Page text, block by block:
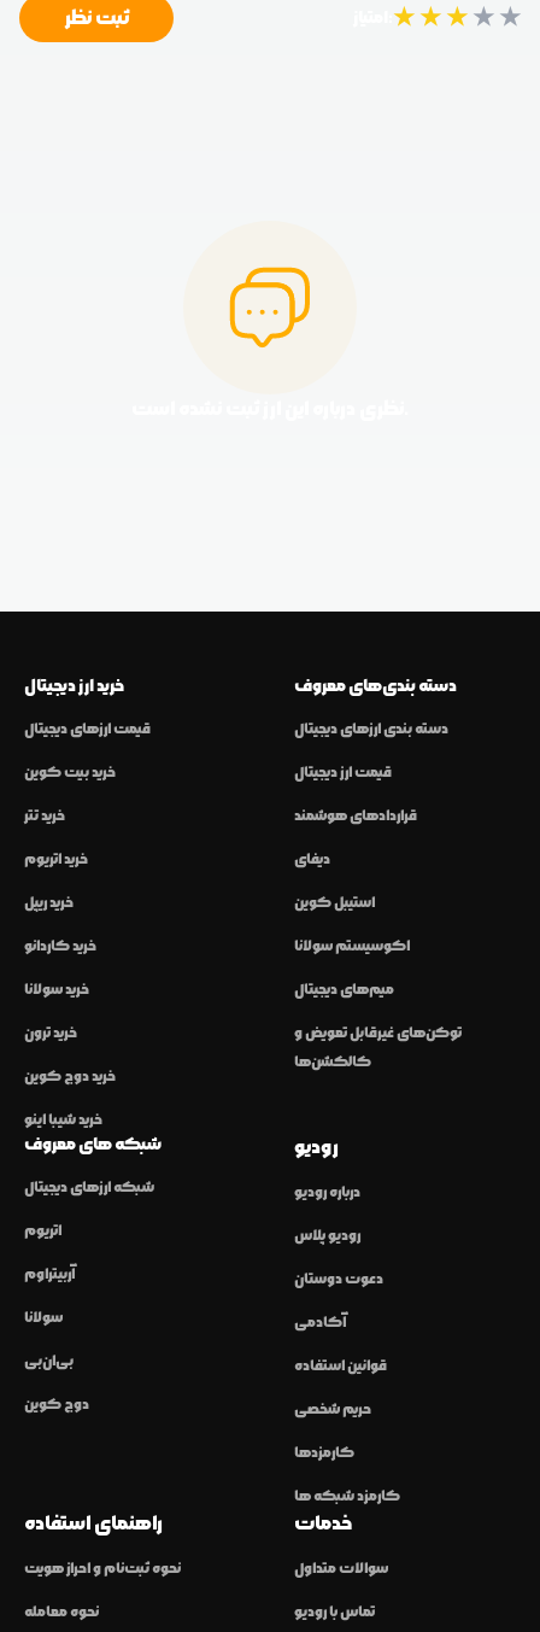
★★★★★ ثبت نظر
خرید ارز دیجیتال
قیمت ارزهای دیجیتال
خرید بیت کوین
خرید تتر
خرید اتریوم
خرید ریپل
خرید کاردانو
خرید سولانا
خرید ترون
خرید دوج کوین
خرید شیبا اینو
دسته بندی‌های معروف
دسته بندی ارزهای دیجیتال
قیمت ارز دیجیتال
قراردادهای هوشمند
دیفای
استیبل کوین
اکوسیستم سولانا
میم‌های دیجیتال
توکن‌های غیرقابل تعویض و
کالکشن‌ها
شبکه های معروف
شبکه ارزهای دیجیتال
اتریوم
آربیتراوم
سولانا
بی‌ان‌بی
دوج کوین
رودیو
درباره رودیو
رودیو پلاس
دعوت دوستان
آکادمی
قوانین استفاده
حریم شخصی
کارمزدها
کارمزد شبکه ها
راهنمای استفاده
نحوه ثبت‌نام و احراز هویت
نحوه معامله
خدمات
سوالات متداول
تماس با رودیو